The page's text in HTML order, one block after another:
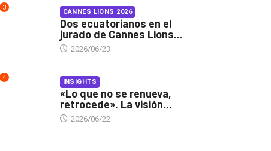
3 CANNES LIONS 2026
Dos ecuatorianos en el
jurado de Cannes Lions...
2026/06/23
4 INSIGHTS
«Lo que no se renueva,
retrocede». La visión...
2026/06/22